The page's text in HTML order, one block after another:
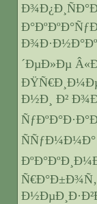
´ÐµÐ»Ðµ
Ð½Ð¸ Ð²